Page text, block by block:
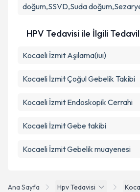
Ana Sayfa Hpv Tedavisi
doğum,SSVD,Suda
HPV Tedavisi ile İlgili
Kocaeli İzmit Aşılama(iui)
Kocaeli İzmit Çoğul Gebelik Takibi
Kocaeli İzmit Endoskopik Cerrahi
Kocaeli İzmit Gebe takibi
Kocaeli İzmit Gebelik muayenesi